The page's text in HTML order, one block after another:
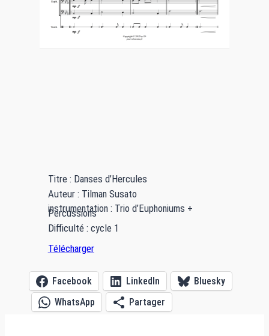
Titre : Danses d’Hercules
Auteur : Tilman Susato
instrumentation : Trio d’Euphoniums +
Percussions
Difficulté : cycle 1
Télécharger
Facebook LinkedIn
Bluesky
WhatsApp
Partager